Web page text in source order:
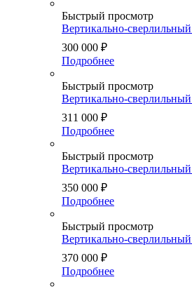
Быстрый просмотр
Вертикально-
300 000 ₽
Подробнее
Быстрый просмотр
Вертикально-
311 000 ₽
Подробнее
Быстрый просмотр
Вертикально-
350 000 ₽
Подробнее
Быстрый просмотр
Вертикально-
370 000 ₽
Подробнее